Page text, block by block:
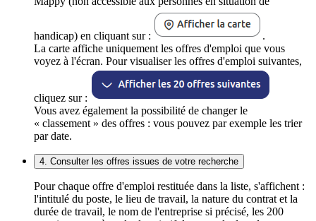
handicap) en cliquant sur :
.
La carte affiche uniquement les offres d'emploi que vous
voyez à l'écran. Pour visualiser les offres d'emploi suivantes,
cliquez sur :
Vous avez également la possibilité de changer le
« classement » des offres : vous pouvez par exemple les trier
par date.
4. Consulter les offres issues de votre recherche
Pour chaque offre d'emploi restituée dans la liste, s'affichent :
l'intitulé du poste, le lieu de travail, la nature du contrat et la
durée de travail, le nom de l'entreprise si précisé, les 200